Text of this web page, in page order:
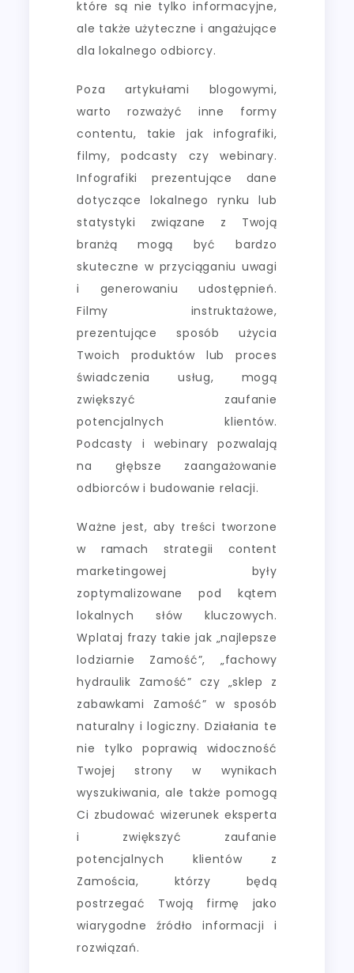
które są nie tylko informacyjne,
ale także użyteczne i angażujące
dla lokalnego odbiorcy.
Poza artykułami blogowymi,
warto rozważyć inne formy
contentu, takie jak infografiki,
filmy, podcasty czy webinary.
Infografiki prezentujące dane
dotyczące lokalnego rynku lub
statystyki związane z Twoją
branżą mogą być bardzo
skuteczne w przyciąganiu uwagi
i generowaniu udostępnień.
Filmy instruktażowe,
prezentujące sposób użycia
Twoich produktów lub proces
świadczenia usług, mogą
zwiększyć zaufanie
potencjalnych klientów.
Podcasty i webinary pozwalają
na głębsze zaangażowanie
odbiorców i budowanie relacji.
Ważne jest, aby treści tworzone
w ramach strategii content
marketingowej były
zoptymalizowane pod kątem
lokalnych słów kluczowych.
Wplataj frazy takie jak „najlepsze
lodziarnie Zamość”, „fachowy
hydraulik Zamość” czy „sklep z
zabawkami Zamość” w sposób
naturalny i logiczny. Działania te
nie tylko poprawią widoczność
Twojej strony w wynikach
wyszukiwania, ale także pomogą
Ci zbudować wizerunek eksperta
i zwiększyć zaufanie
potencjalnych klientów z
Zamościa, którzy będą
postrzegać Twoją firmę jako
wiarygodne źródło informacji i
rozwiązań.